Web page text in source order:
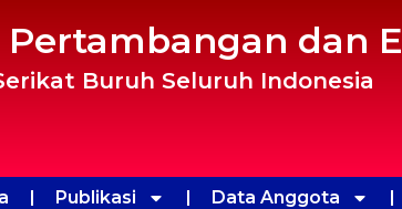
Pertambangan dan
Buruh Seluruh Indonesia
Publikasi Data Anggota